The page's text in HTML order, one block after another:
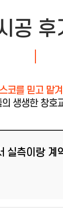
공 후
코를 믿고 맡
생생한 창호
실측이랑 계